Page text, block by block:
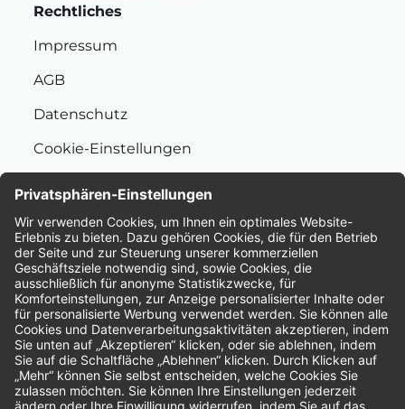
Rechtliches
Impressum
AGB
Datenschutz
Cookie-Einstellungen
Bewertungen